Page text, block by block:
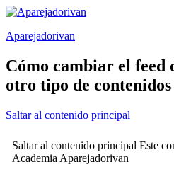
Saltar
contenido
Aparejadorivan
Cómo cambiar el
otro tipo de contenidos
Saltar al contenido principal
Saltar al contenido principal Este
Academia Aparejadorivan